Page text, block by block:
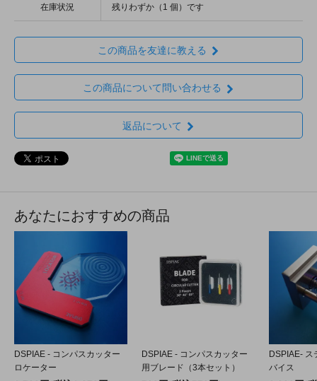
在庫状況 残りわずか（1 個）です
この商品を友達に教える
この商品について問い合わせる
返品について
あなたにおすすめの商品
DSPIAE - コンパスカッター
ロケーター
DSPIAE - コンパスカッター
用ブレード（3本セット）
DSPIAE- ス
バイス